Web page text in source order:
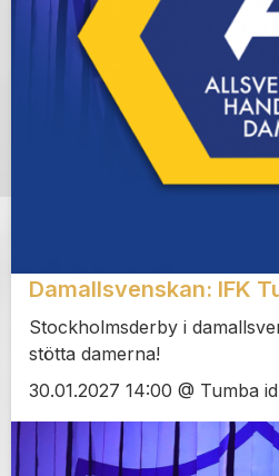
Damallsvenskan: IFK
Stockholmsderby i
stötta damerna!
30.01.2027 14:00 @ Tumba